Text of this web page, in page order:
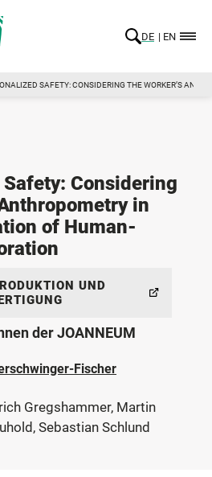
DE EN
SAFETY: CONSIDERING THE WORKER’S
Considering
in
of Human-
UND
der JOANNEUM
Fischer
Gregshammer, Martin
Sebastian Schlund